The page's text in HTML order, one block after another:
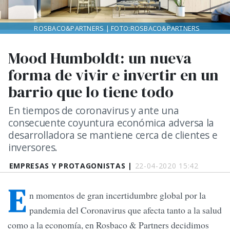
EMPRESAS Y PROTAGONISTAS | 22-04-2020 15:42
Mood Humboldt: un nueva
forma de vivir e invertir en un
barrio que lo tiene todo
En tiempos de coronavirus y ante una
consecuente coyuntura económica adversa la
desarrolladora se mantiene cerca de clientes e
inversores.
ROSBACO&PARTNERS | FOTO:ROSBACO&PARTNERS
E n momentos de gran incertidumbre global por la
pandemia del Coronavirus que afecta tanto a la salud
como a la economía, en Rosbaco & Partners decidimos